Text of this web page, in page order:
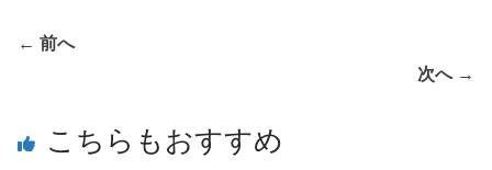
← 前へ
次へ →
こちらもおすすめ